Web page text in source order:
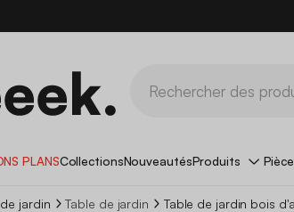
PLANSCollectionsNouveautésProduits
jardin Table de jardin Table de jardin bois